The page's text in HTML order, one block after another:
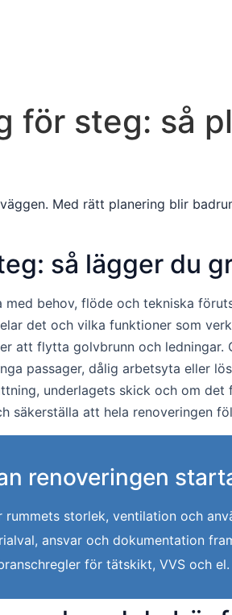
för steg: så
Med rätt planering blir
så lägger du
behov, flöde och tekniska
det och vilka funktioner som
att flytta golvbrunn och
passager, dålig arbetsyta eller
underlagets skick och om
att hela renoveringen
renoveringen
storlek, ventilation och
ansvar och dokumentation
för tätskikt, VVS och el.